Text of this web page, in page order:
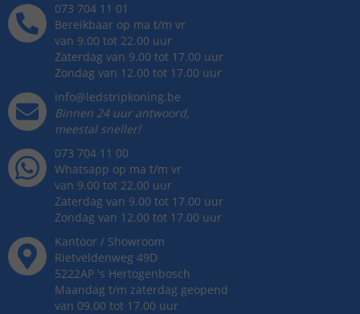
073 704 11 01
Bereikbaar op ma t/m vr
van 9.00 tot 22.00 uur
Zaterdag van 9.00 tot 17.00 uur
Zondag van 12.00 tot 17.00 uur
info@ledstripkoning.be
Binnen 24 uur antwoord,
meestal sneller!
073 704 11 00
Whatsapp op ma t/m vr
van 9.00 tot 22.00 uur
Zaterdag van 9.00 tot 17.00 uur
Zondag van 12.00 tot 17.00 uur
Kantoor / Showroom
Rietveldenweg 49D
5222AP 's Hertogenbosch
Maandag t/m zaterdag geopend
van 09.00 tot 17.00 uur